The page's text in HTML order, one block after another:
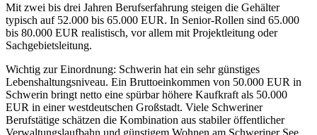
Mit zwei bis drei Jahren Berufserfahrung steigen die Gehälter
typisch auf 52.000 bis 65.000 EUR. In Senior-Rollen sind 65.000
bis 80.000 EUR realistisch, vor allem mit Projektleitung oder
Sachgebietsleitung.
Wichtig zur Einordnung: Schwerin hat ein sehr günstiges
Lebenshaltungsniveau. Ein Bruttoeinkommen von 50.000 EUR in
Schwerin bringt netto eine spürbar höhere Kaufkraft als 50.000
EUR in einer westdeutschen Großstadt. Viele Schweriner
Berufstätige schätzen die Kombination aus stabiler öffentlicher
Verwaltungslaufbahn und günstigem Wohnen am Schweriner See.